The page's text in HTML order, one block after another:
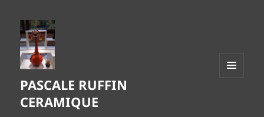
PASCALE RUFFIN
CERAMIQUE